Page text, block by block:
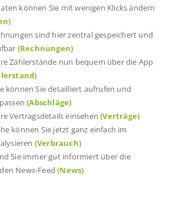
können Sie mit wenigen Klicks ändern
sind hier zentral gespeichert und
(Rechnungen)
Zählerstände nun bequem über die App
können Sie detailliert aufrufen und
(Abschläge)
Vertragsdetails einsehen(Verträge)
können Sie jetzt ganz einfach im
(Verbrauch)
Sie immer gut informiert über die
News-Feed(News)